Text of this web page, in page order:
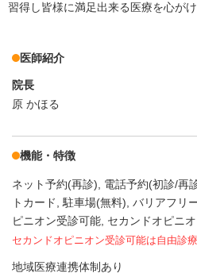
習得し皆様に満足出来る医療を心がけ
医師紹介
院長
原 かほる
機能・特徴
ネット予約(再診) 電話予約(初診/再
トカード
駐車場(無料) バリアフリ
ピニオン受診可能 セカンドオピニ
セカンドオピニオン受診可能は自由診
地域医療連携体制あり